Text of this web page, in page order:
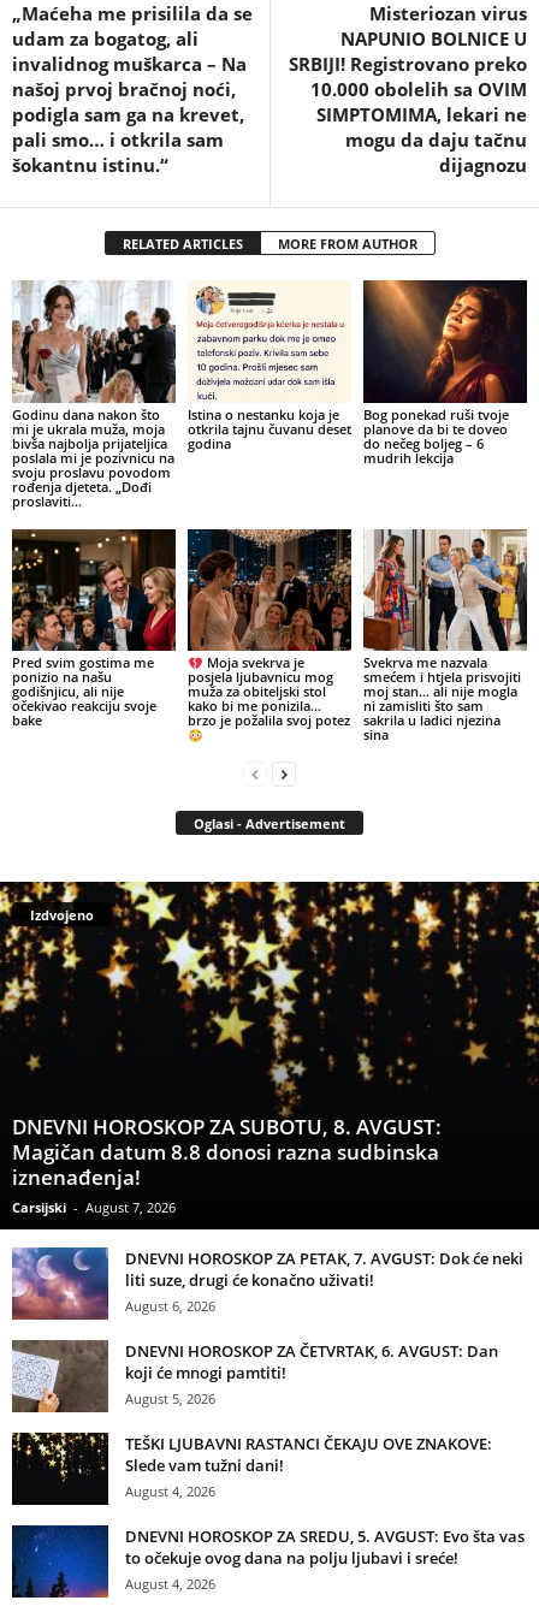
„Maćeha me prisilila da se
udam za bogatog, ali
invalidnog muškarca – Na
našoj prvoj bračnoj noći,
podigla sam ga na krevet,
pali smo… i otkrila sam
šokantnu istinu.“
Misteriozan virus
NAPUNIO BOLNICE U
SRBIJI! Registrovano preko
10.000 obolelih sa OVIM
SIMPTOMIMA, lekari ne
mogu da daju tačnu
dijagnozu
RELATED ARTICLES MORE FROM AUTHOR
Godinu dana nakon što
mi je ukrala muža, moja
bivša najbolja prijateljica
poslala mi je pozivnicu na
svoju proslavu povodom
rođenja djeteta. „Dođi
proslaviti...
Istina o nestanku koja je
otkrila tajnu čuvanu deset
godina
Bog ponekad ruši tvoje
planove da bi te doveo
do nečeg boljeg – 6
mudrih lekcija
Pred svim gostima me
ponizio na našu
godišnjicu, ali nije
očekivao reakciju svoje
bake
Moja svekrva je
posjela ljubavnicu mog
muža za obiteljski stol
kako bi me ponizila…
brzo je požalila svoj potez
Svekrva me nazvala
smećem i htjela prisvojiti
moj stan… ali nije mogla
ni zamisliti što sam
sakrila u ladici njezina
sina
Oglasi - Advertisement
Izdvojeno
DNEVNI HOROSKOP ZA SUBOTU, 8. AVGUST:
Magičan datum 8.8 donosi razna sudbinska
iznenađenja!
Carsijski - August 7, 2026
DNEVNI HOROSKOP ZA PETAK, 7. AVGUST: Dok će neki
liti suze, drugi će konačno uživati!
August 6, 2026
DNEVNI HOROSKOP ZA ČETVRTAK, 6. AVGUST: Dan
koji će mnogi pamtiti!
August 5, 2026
TEŠKI LJUBAVNI RASTANCI ČEKAJU OVE ZNAKOVE:
Slede vam tužni dani!
August 4, 2026
DNEVNI HOROSKOP ZA SREDU, 5. AVGUST: Evo šta vas
to očekuje ovog dana na polju ljubavi i sreće!
August 4, 2026